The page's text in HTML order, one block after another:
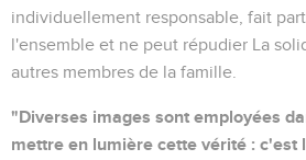
individuellement responsable, fait
l'ensemble et ne peut répudier La
autres membres de la famille.
"Diverses images sont employées
mettre en lumière cette vérité : c'est